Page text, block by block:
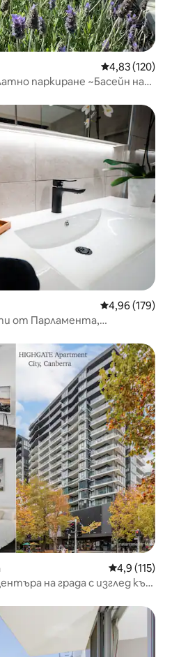
Средна
4,83 (120)
паркиране ~Басейн на
гостите
Средна
4,96 (179)
от Парламента,
Средна
4,9 (115)
на града с изглед към